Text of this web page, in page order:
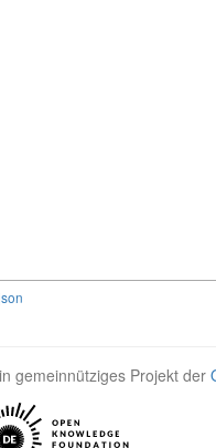
gemeinnütziges Projekt der